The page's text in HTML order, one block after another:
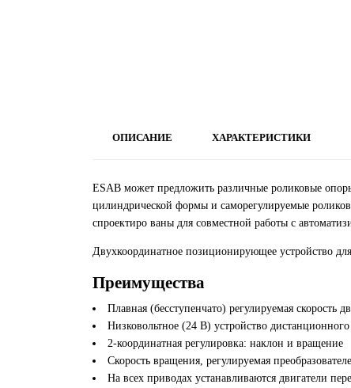
ОПИСАНИЕ ХАРАКТЕРИСТИКИ
ESAB может предложить различные роликовые
цилиндрической формы и саморегулируемые
спроектиро ваны для совместной работы с
Двухкоординатное позиционирующее устройство
Преимущества
Плавная (бесступенчато) регулируемая скорость
Низковольтное (24 В) устройство
2-координатная регулировка: наклон и вращение
Скорость вращения, регулируемая
На всех приводах устанавливаются двигатели